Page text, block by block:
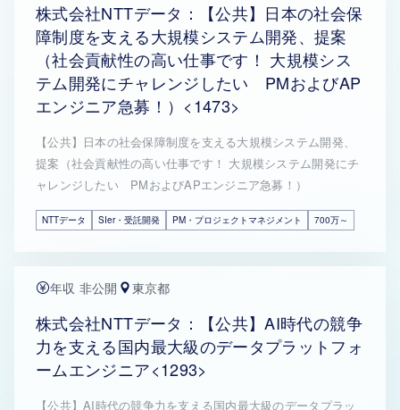
株式会社NTTデータ：【公共】日本の社会保
障制度を支える大規模システム開発、提案
（社会貢献性の高い仕事です！ 大規模シス
テム開発にチャレンジしたい PMおよびAP
エンジニア急募！）<1473>
【公共】日本の社会保障制度を支える大規模システム開発、
提案（社会貢献性の高い仕事です！ 大規模システム開発にチ
ャレンジしたい PMおよびAPエンジニア急募！）
NTTデータ SIer・受託開発 PM・プロジェクトマネジメント 700万～
年収 非公開 東京都
株式会社NTTデータ：【公共】AI時代の競争
力を支える国内最大級のデータプラットフォ
ームエンジニア<1293>
【公共】AI時代の競争力を支える国内最大級のデータプラッ